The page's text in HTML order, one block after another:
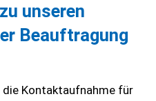
unseren
Beauftragung
die Kontaktaufnahme für